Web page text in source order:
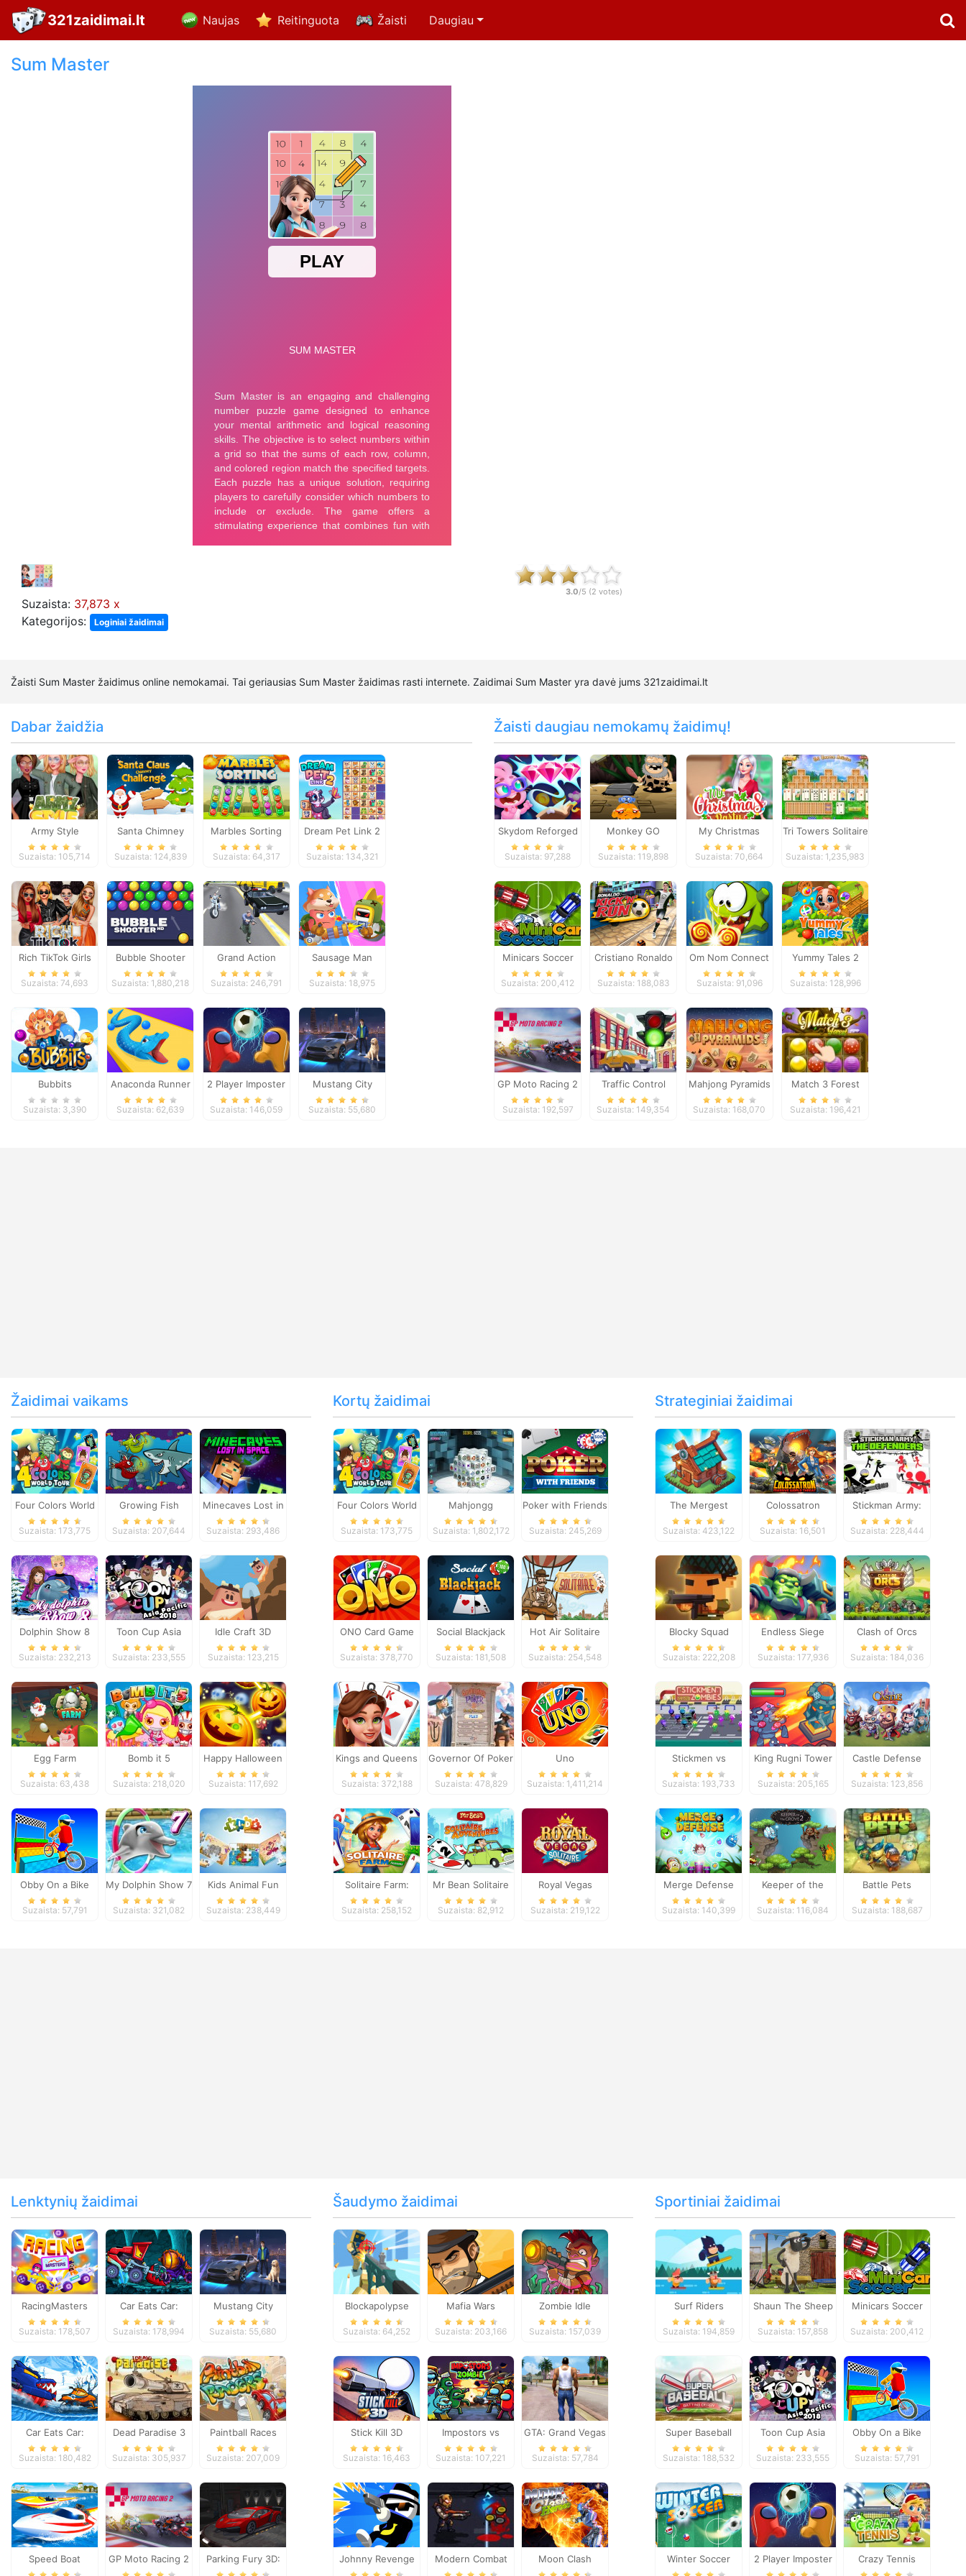
321zaidimai.lt Naujas Reitinguota Žaisti Daugiau
Sum Master
Suzaista: 37,873 x
Kategorijos:
Loginiai žaidimai
3.0/5 (2 votes)
Žaisti Sum Master žaidimus online nemokamai. Tai geriausias Sum Master žaidimas rasti internete. Zaidimai Sum Master yra davė jums 321zaidimai.lt
Dabar žaidžia
Army Style
Suzaista: 105,714
Santa Chimney
Challenge
Suzaista: 124,839
Marbles Sorting
Suzaista: 64,317
Dream Pet Link 2
Suzaista: 134,321
Rich TikTok Girls
Suzaista: 74,693
Bubble Shooter
Suzaista: 1,880,218
Grand Action
Crime: New York
Suzaista: 246,791
Sausage Man
Shooting
Suzaista: 18,975
Bubbits
Suzaista: 3,390
Anaconda Runner
Suzaista: 62,639
2 Player Imposter
Soccer
Suzaista: 146,059
Mustang City
Driver
Suzaista: 55,680
Žaisti daugiau nemokamų žaidimų!
Skydom Reforged
Suzaista: 97,288
Monkey GO
Happy: Stage 4
Suzaista: 119,898
My Christmas
Party Prep
Suzaista: 70,664
Tri Towers Solitaire
Suzaista: 1,235,983
Minicars Soccer
Suzaista: 200,412
Cristiano Ronaldo
Kick`n`Run
Suzaista: 188,083
Om Nom Connect
Classic
Suzaista: 91,096
Yummy Tales 2
Suzaista: 128,996
GP Moto Racing 2
Suzaista: 192,597
Traffic Control
Suzaista: 149,354
Mahjong Pyramids
Suzaista: 168,070
Match 3 Forest
Suzaista: 196,421
Žaidimai vaikams
Four Colors World
Tour
Suzaista: 173,775
Growing Fish
Suzaista: 207,644
Minecaves Lost in
Space
Suzaista: 293,486
Dolphin Show 8
Suzaista: 232,213
Toon Cup Asia
Pacific 2018
Suzaista: 233,555
Idle Craft 3D
Suzaista: 123,215
Egg Farm
Suzaista: 63,438
Bomb it 5
Suzaista: 218,020
Happy Halloween
Suzaista: 117,692
Obby On a Bike
Suzaista: 57,791
My Dolphin Show 7
Suzaista: 321,082
Kids Animal Fun
Suzaista: 238,449
Kortų žaidimai
Four Colors World
Tour
Suzaista: 173,775
Mahjongg
Dimensions
Suzaista: 1,802,172
Poker with Friends
Suzaista: 245,269
ONO Card Game
Suzaista: 378,770
Social Blackjack
Suzaista: 181,508
Hot Air Solitaire
Suzaista: 254,548
Kings and Queens
Solitaire Tripeaks
Suzaista: 372,188
Governor Of Poker
2
Suzaista: 478,829
Uno
Suzaista: 1,411,214
Solitaire Farm:
Seasons
Suzaista: 258,152
Mr Bean Solitaire
Adventures
Suzaista: 82,912
Royal Vegas
Solitaire
Suzaista: 219,122
Strateginiai žaidimai
The Mergest
Kingdom
Suzaista: 423,122
Colossatron
Suzaista: 16,501
Stickman Army:
The Defenders
Suzaista: 228,444
Blocky Squad
Suzaista: 222,208
Endless Siege
Suzaista: 177,936
Clash of Orcs
Suzaista: 184,036
Stickmen vs
Zombies
Suzaista: 193,733
King Rugni Tower
Defense
Suzaista: 205,165
Castle Defense
Suzaista: 123,856
Merge Defense
Suzaista: 140,399
Keeper of the
Grove 2
Suzaista: 116,084
Battle Pets
Suzaista: 188,687
Lenktynių žaidimai
RacingMasters
Suzaista: 178,507
Car Eats Car:
Dungeon
Suzaista: 178,994
Mustang City
Driver
Suzaista: 55,680
Car Eats Car:
Winter Adventure
Suzaista: 180,482
Dead Paradise 3
Suzaista: 305,937
Paintball Races
Suzaista: 207,009
Speed Boat
GP Moto Racing 2
Parking Fury 3D:
Šaudymo žaidimai
Blockapolypse
Zombie Shooter
Suzaista: 64,252
Mafia Wars
Suzaista: 203,166
Zombie Idle
Defense Online
Suzaista: 157,039
Stick Kill 3D
Suzaista: 16,463
Impostors vs
Zombies: Survival
Suzaista: 107,221
GTA: Grand Vegas
Crime
Suzaista: 57,784
Johnny Revenge
Modern Combat
Moon Clash
Sportiniai žaidimai
Surf Riders
Suzaista: 194,859
Shaun The Sheep
Baahmy Golf
Suzaista: 157,858
Minicars Soccer
Suzaista: 200,412
Super Baseball
Suzaista: 188,532
Toon Cup Asia
Pacific 2018
Suzaista: 233,555
Obby On a Bike
Suzaista: 57,791
Winter Soccer
2 Player Imposter
Crazy Tennis